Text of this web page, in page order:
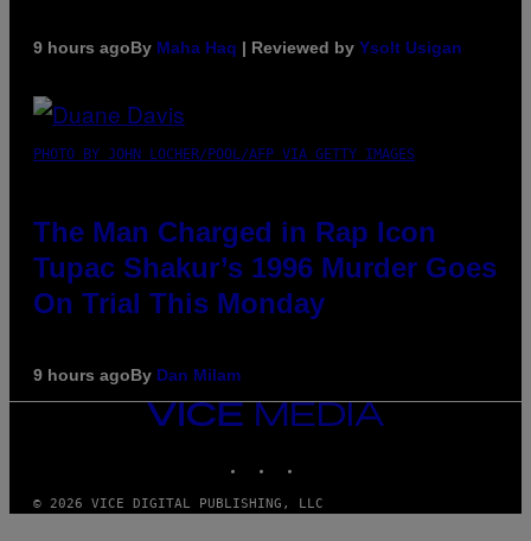
9 hours agoBy Maha Haq | Reviewed by Ysolt Usigan
PHOTO BY JOHN LOCHER/POOL/AFP VIA GETTY IMAGES
The Man Charged in Rap Icon
Tupac Shakur’s 1996 Murder Goes
On Trial This Monday
9 hours agoBy Dan Milam
VICE
© 2026 VICE DIGITAL PUBLISHING, LLC